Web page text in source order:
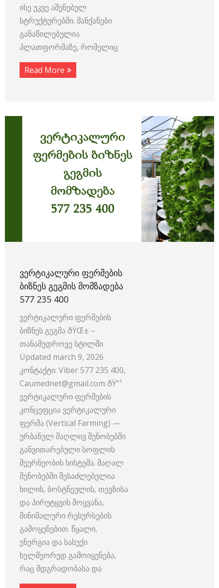
ისე უკვე აშენებულ
სტრუქტურებში. მანქანები
განაწილებულია
პლათფორმაზე, რომელიც
Read More
ᲕᲔᲠᲢᲘᲙᲐᲚᲣᲠᲘ ᲤᲔᲠᲛᲔᲑᲘᲡ
ᲑᲘᲖᲜᲔᲡ ᲒᲔᲒᲛᲘᲡ ᲛᲝᲛᲖᲐᲓᲔᲑᲐ
577 235 400
ვერტიკალური ფერმების
ბიზნეს გეგმა ðŸŒ± –
თანამედროვე სტილში
Updated march 9, 2026
კონტაქტი: Viber 577 235 400,
Caumednet@gmail.com ðŸ”¹
ვერტიკალური ფერმების
კონცეფცია ვერტიკალური
ფერმა (Vertical Farming) —
ურბანულ მაღლივ შენობებში
განვითარებული სოფლის
მეურნეობის სისტემა. მაღალ
შენობებში შესაძლებელია
ხილის, ბოსტნეულის, თევზისა
და პირუტყვის მოყვანა,
მინიმალური რესურსების
გამოყენებით. წყალი,
ენერგია და სასუქი
ხელმეორედ გამოიყენება,
რაც მდგრადობასა და